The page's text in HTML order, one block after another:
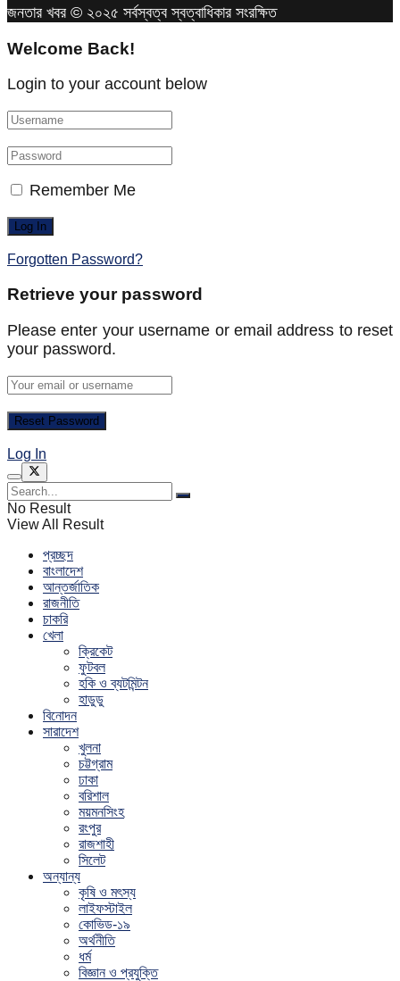
জনতার খবর © ২০২৫ সর্বস্বত্ব স্বত্বাধিকার সংরক্ষিত
Welcome Back!
Login to your account below
Remember Me
Forgotten Password?
Retrieve your password
Please enter your username or email address to reset
your password.
Log In
No Result
View All Result
প্রচ্ছদ
বাংলাদেশ
আন্তর্জাতিক
রাজনীতি
চাকরি
খেলা
ক্রিকেট
ফুটবল
হকি ও ব্যটমিন্টন
হাডুডু
বিনোদন
সারাদেশ
খুলনা
চট্টগ্রাম
ঢাকা
বরিশাল
ময়মনসিংহ
রংপুর
রাজশাহী
সিলেট
অন্যান্য
কৃষি ও মৎস্য
লাইফস্টাইল
কোভিড-১৯
অর্থনীতি
ধর্ম
বিজ্ঞান ও প্রযুক্তি